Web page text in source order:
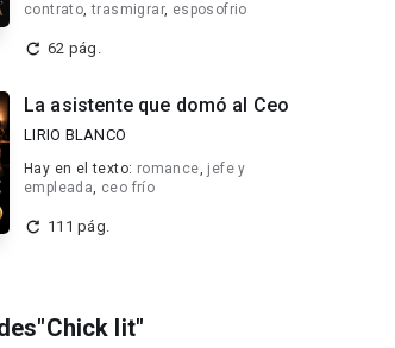
contrato,trasmigrar, esposofrio
62 pág.
La asistente que domó al Ceo
LIRIO BLANCO
Hay en el texto: romance, jefe y
empleada, ceo frío
111 pág.
lit"